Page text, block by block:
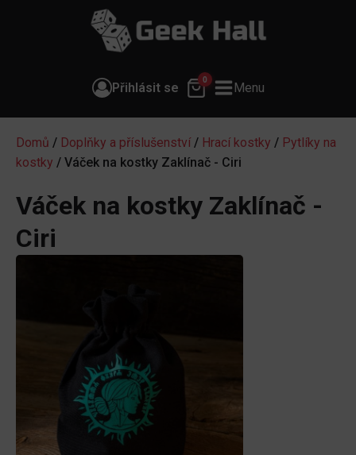
Přihlásit se
0
Menu
Domů / Doplňky a příslušenství / Hrací kostky / Pytlíky na
kostky / Váček na kostky Zaklínač - Ciri
Váček na kostky Zaklínač -
Ciri